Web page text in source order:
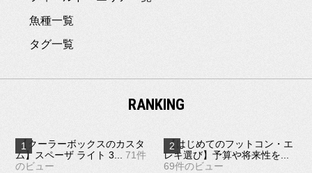
魚種一覧
タグ一覧
RANKING
【クーラーボックスのカスタ
ム】スペーザ ライト 3...
71件
のビュー
【はじめてのフットコン・エ
レキ選び】予算や将来性を...
69件のビュー